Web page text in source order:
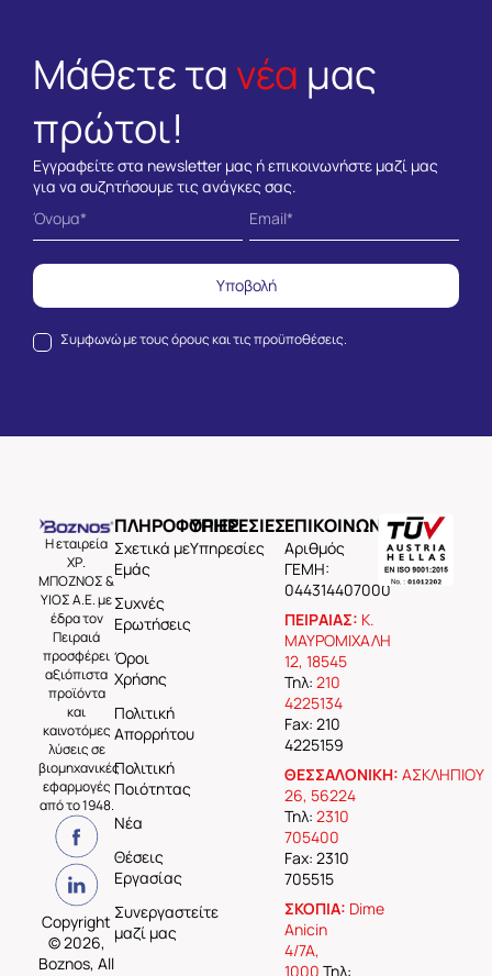
Μάθετε τα νέα μας
πρώτοι!
Εγγραφείτε στα newsletter μας ή επικοινωνήστε μαζί μας
για να συζητήσουμε τις ανάγκες σας.
Συμφωνώ με τουςόρους και τις προϋποθέσεις.
Υποβολή
Η εταιρεία
ΧΡ.
ΜΠΟΖΝΟΣ &
ΥΙΟΣ Α.Ε. με
έδρα τον
Πειραιά
προσφέρει
αξιόπιστα
προϊόντα
και
καινοτόμες
λύσεις σε
βιομηχανικές
εφαρμογές
από το 1948.
Copyright
© 2026,
Boznos, All
ΠΛΗΡΟΦΟΡΙΕΣ
Σχετικά με
Εμάς
Συχνές
Ερωτήσεις
Όροι
Χρήσης
Πολιτική
Απορρήτου
Πολιτική
Ποιότητας
Νέα
Θέσεις
Εργασίας
Συνεργαστείτε
μαζί μας
ΥΠΗΡΕΣΙΕΣ
Υπηρεσίες
ΕΠΙΚΟΙΝΩΝΙΑ
Aριθμός
ΓΕΜΗ:
044314407000
ΠΕΙΡΑΙΑΣ: Κ.
ΜΑΥΡΟΜΙΧΑΛΗ
12, 18545
Τηλ: 210
4225134
Fax: 210
4225159
ΘΕΣΣΑΛΟΝΙΚΗ: ΑΣΚΛΗΠΙΟΥ
26, 56224
Τηλ: 2310
705400
Fax: 2310
705515
ΣΚΟΠΙΑ: Dime
Anicin
4/7A,
1000 Τηλ: